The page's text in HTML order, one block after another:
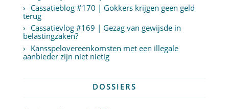
Cassatieblog #170 | Gokkers krijgen geen geld
terug
Cassatievlog #169 | Gezag van gewijsde in
belastingzaken?
Kansspelovereenkomsten met een illegale
aanbieder zijn niet nietig
DOSSIERS